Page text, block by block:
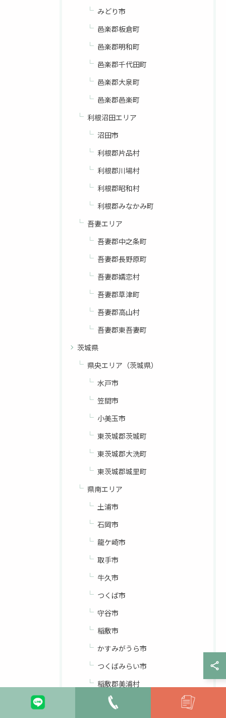
みどり市
邑楽郡板倉町
邑楽郡明和町
邑楽郡千代田町
邑楽郡大泉町
邑楽郡邑楽町
利根沼田エリア
沼田市
利根郡片品村
利根郡川場村
利根郡昭和村
利根郡みなかみ町
吾妻エリア
吾妻郡中之条町
吾妻郡長野原町
吾妻郡嬬恋村
吾妻郡草津町
吾妻郡高山村
吾妻郡東吾妻町
茨城県
県央エリア（茨城県）
水戸市
笠間市
小美玉市
東茨城郡茨城町
東茨城郡大洗町
東茨城郡城里町
県南エリア
土浦市
石岡市
龍ケ崎市
取手市
牛久市
つくば市
守谷市
稲敷市
かすみがうら市
つくばみらい市
稲敷郡美浦村
稲敷郡阿見町